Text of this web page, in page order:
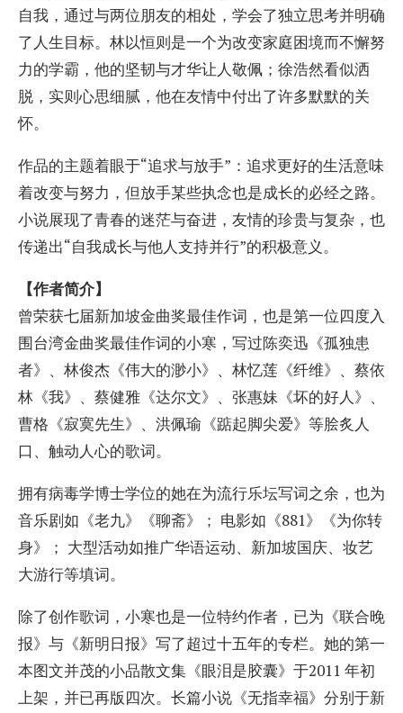
自我，通过与两位朋友的相处，学会了独立思考并明确
了人生目标。林以恒则是一个为改变家庭困境而不懈努
力的学霸，他的坚韧与才华让人敬佩；徐浩然看似洒
脱，实则心思细腻，他在友情中付出了许多默默的关
怀。
作品的主题着眼于“追求与放手”：追求更好的生活意味
着改变与努力，但放手某些执念也是成长的必经之路。
小说展现了青春的迷茫与奋进，友情的珍贵与复杂，也
传递出“自我成长与他人支持并行”的积极意义。
【作者简介】
曾荣获七届新加坡金曲奖最佳作词，也是第一位四度入
围台湾金曲奖最佳作词的小寒，写过陈奕迅《孤独患
者》、林俊杰《伟大的渺小》、林忆莲《纤维》、蔡依
林《我》、蔡健雅《达尔文》、张惠妹《坏的好人》、
曹格《寂寞先生》、洪佩瑜《踮起脚尖爱》等脍炙人
口、触动人心的歌词。
拥有病毒学博士学位的她在为流行乐坛写词之余，也为
音乐剧如《老九》《聊斋》； 电影如《881》《为你转
身》； 大型活动如推广华语运动、新加坡国庆、妆艺
大游行等填词。
除了创作歌词，小寒也是一位特约作者，已为《联合晚
报》与《新明日报》写了超过十五年的专栏。她的第一
本图文并茂的小品散文集《眼泪是胶囊》于2011 年初
上架，并已再版四次。长篇小说《无指幸福》分别于新